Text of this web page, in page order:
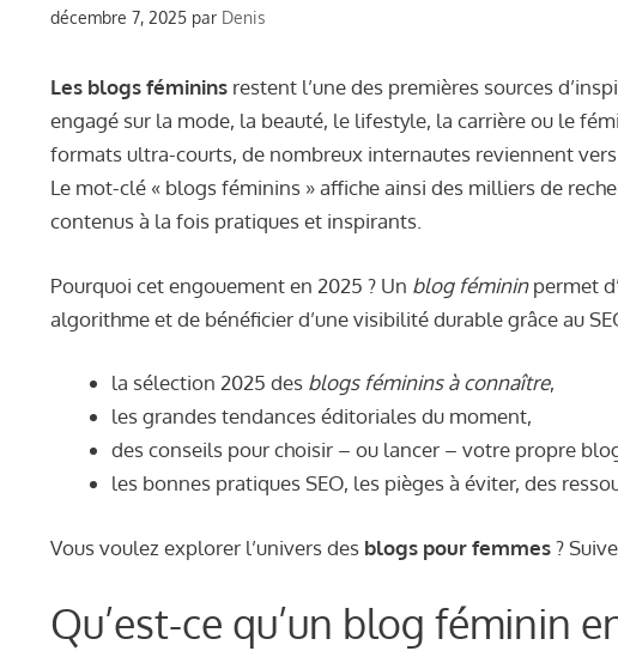
décembre 7, 2025 par Denis
Les blogs féminins restent l’une des premières sources
engagé sur la mode, la beauté, le lifestyle, la carrière ou le
formats ultra-courts, de nombreux internautes reviennent
Le mot-clé « blogs féminins » affiche ainsi des milliers de
contenus à la fois pratiques et inspirants.
Pourquoi cet engouement en 2025 ? Un blog fémininpermet
algorithme et de bénéficier d’une visibilité durable grâce au
la sélection 2025 des blogs féminins à connaître,
les grandes tendances éditoriales du moment,
des conseils pour choisir – ou lancer – votre propre
les bonnes pratiques SEO, les pièges à éviter, des
Vous voulez explorer l’univers des blogs pour femmes?
Qu’est-ce qu’un blog féminin